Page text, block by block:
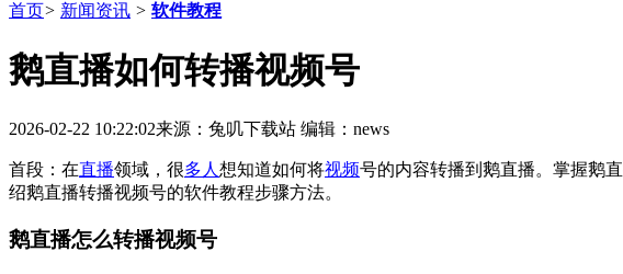
首页> 新闻资讯 > 软件教程
鹅直播如何转播视频号
2026-02-22 10:22:02来源：兔叽下载站 编辑：news
首段：在直播领域，很多人 想知道如何将视频号的内容转播到鹅直播。掌握鹅
绍鹅直播转播视频号的软件教程步骤方法。
鹅直播怎么转播视频号